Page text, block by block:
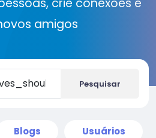
crie conexões e
amigos
Pesquisar
Blogs Usuários